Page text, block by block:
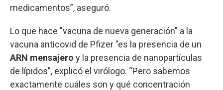
medicamentos”, aseguró.
Lo que hace "vacuna de nueva generación" a la
vacuna anticovid de Pfizer "es la presencia de un
ARN mensajero y la presencia de nanopartículas
de lípidos”, explicó el virólogo. “Pero sabemos
exactamente cuáles son y qué concentración